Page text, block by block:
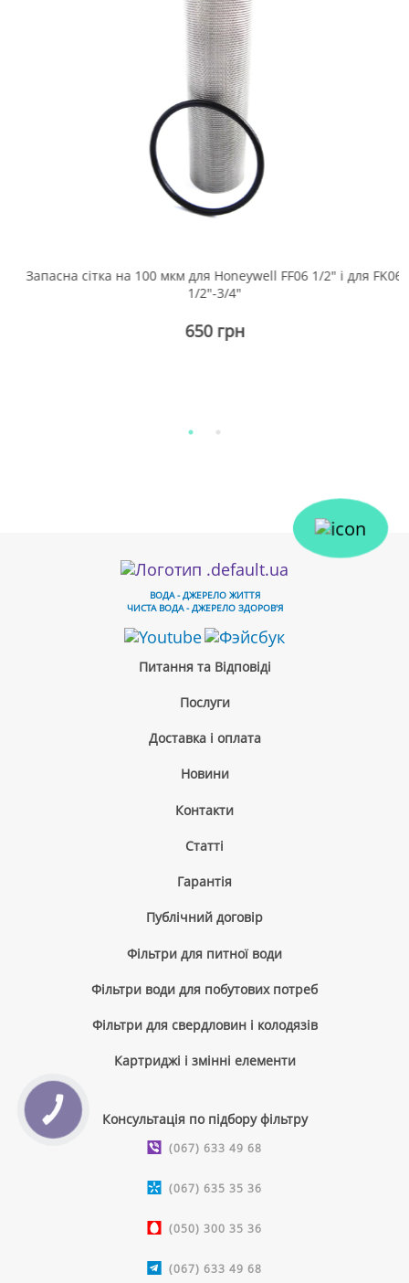
Запасна сітка на 100 мкм для Honeywell FF06 1/2" і для FK06
1/2"-3/4"
650 грн
ВОДА - ДЖЕРЕЛО ЖИТТЯ
ЧИСТА ВОДА - ДЖЕРЕЛО ЗДОРОВ'Я
Питання та Відповіді
Послуги
Доставка і оплата
Новини
Контакти
Cтатті
Гарантія
Публічний договір
Фільтри для питної води
Фільтри води для побутових потреб
Фільтри для свердловин і колодязів
Картриджі і змінні елементи
Консультація по підбору фільтру
(067) 633 49 68
(067) 635 35 36
(050) 300 35 36
(067) 633 49 68
КНОПКА
ЗВ'ЯЗКУ